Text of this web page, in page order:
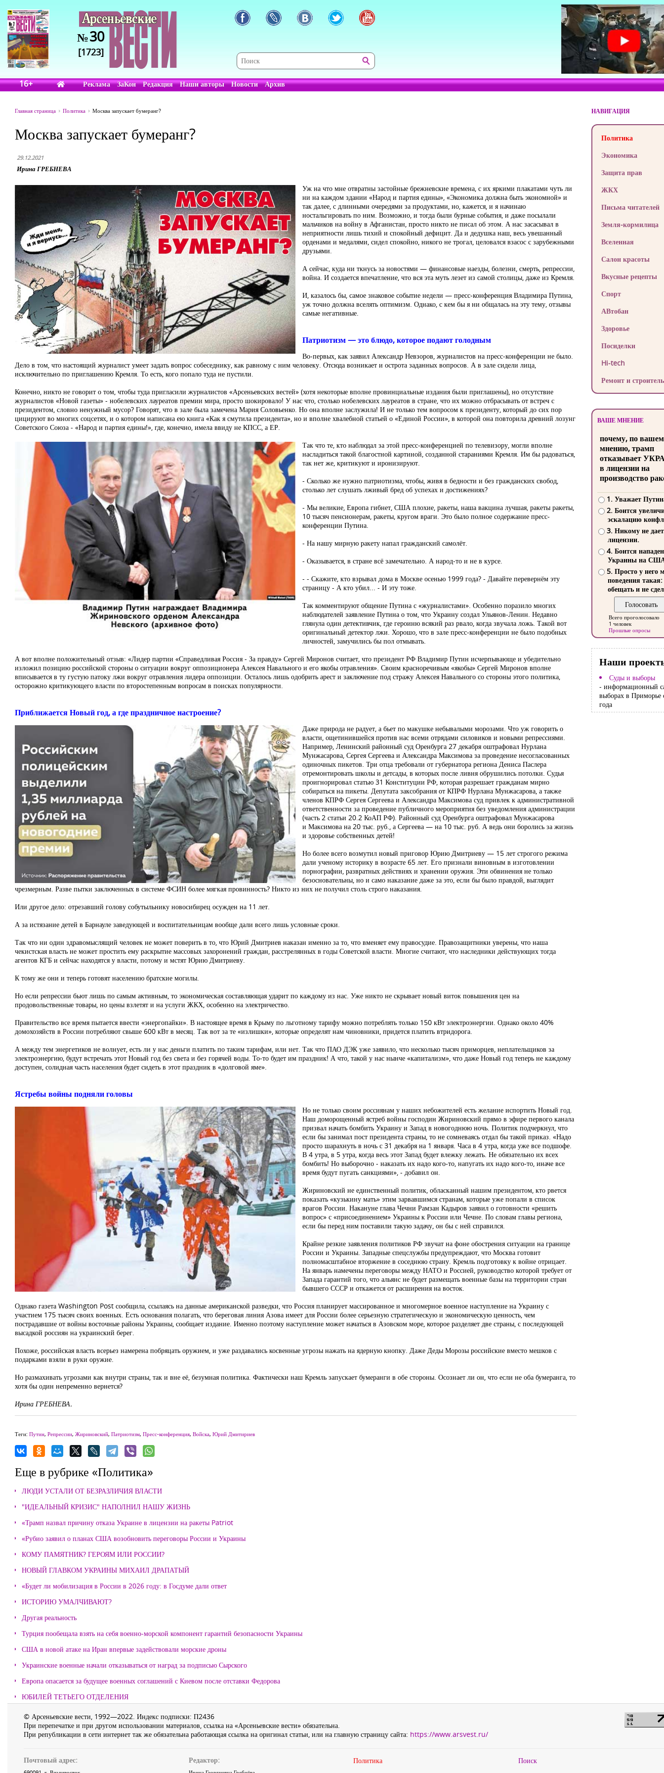
№30
[1723]
16+ Реклама ЗаКон Редакция Наши авторы Новости Архив
Главная страница Политика Москва запускает бумеранг?
Москва запускает бумеранг?
29.12.2021
Ирина ГРЕБНЕВА
Уж на что мне отвратны застойные брежневские времена, с их яркими плакатами чуть ли
ни на каждом здании «Народ и партия едины», «Экономика должна быть экономной» и
так далее, с длинными очередями за продуктами, но, кажется, и я начинаю
ностальгировать по ним. Возможно, и тогда были бурные события, и даже посылали
мальчиков на войну в Афганистан, просто никто не писал об этом. А нас засасывал в
неприятности лишь тихий и спокойный дефицит. Да и дедушка наш, весь увешанный
орденами и медалями, сидел спокойно, никого не трогал, целовался взасос с зарубежными
друзьями.
А сейчас, куда ни ткнусь за новостями — финансовые наезды, болезни, смерть, репрессии,
война. И создается впечатление, что вся эта муть лезет из самой столицы, даже из Кремля.
И, казалось бы, самое знаковое событие недели — пресс-конференция Владимира Путина,
уж точно должна вселять оптимизм. Однако, с кем бы я ни общалась на эту тему, отзывы
самые негативные.
Патриотизм — это блюдо, которое подают голодным
Во-первых, как заявил Александр Невзоров, журналистов на пресс-конференции не было.
Дело в том, что настоящий журналист умеет задать вопрос собеседнику, как равному с ним человеку. Отсюда возникает и острота заданных вопросов. А в зале сидели лица,
исключительно по приглашению Кремля. То есть, кого попало туда не пустили.
Конечно, никто не говорит о том, чтобы туда пригласили журналистов «Арсеньевских вестей» (хотя некоторые вполне провинциальные издания были приглашены), но отсутствие
журналистов «Новой газеты» - нобелевских лауреатов премии мира, просто шокировало! У нас что, столько нобелевских лауреатов в стране, что их можно отбрасывать от встреч с
президентом, словно ненужный мусор? Говорят, что в зале была замечена Мария Соловьенко. Но она вполне заслужила! И не только тем вопросом к президенту, который до сих пор
цицируют во многих соцсетях, и о котором написана ею книга «Как я смутила президента», но и вполне хвалебной статьей о «Единой России», в которой она повторила древний лозунг
Советского Союза - «Народ и партия едины!», где, конечно, имела ввиду не КПСС, а ЕР.
Так что те, кто наблюдал за этой пресс-конференцией по телевизору, могли вполне
насладиться такой благостной картиной, созданной стараниями Кремля. Им бы радоваться,
так нет же, критикуют и иронизируют.
- Сколько же нужно патриотизма, чтобы, живя в бедности и без гражданских свобод,
столько лет слушать лживый бред об успехах и достижениях?
- Мы великие, Европа гибнет, США плохие, ракеты, наша вакцина лучшая, ракеты ракеты,
10 тысяч пенсионерам, ракеты, кругом враги. Это было полное содержание пресс-
конференции Путина.
- На нашу мирную ракету напал гражданский самолёт.
- Оказывается, в стране всё замечательно. А народ-то и не в курсе.
- - Скажите, кто взрывал дома в Москве осенью 1999 года? - Давайте перевернём эту
страницу - А кто убил... - И эту тоже.
Так комментируют общение Путина с «журналистами». Особенно поразило многих
наблюдателей заявление Путина о том, что Украину создал Ульянов-Ленин. Недавно
глянула один детективчик, где героиню всякий раз рвало, когда звучала ложь. Такой вот
оригинальный детектор лжи. Хорошо, что в зале пресс-конференции не было подобных
личностей, замучились бы пол отмывать.
А вот вполне положительный отзыв: «Лидер партии «Справедливая Россия - За правду» Сергей Миронов считает, что президент РФ Владимир Путин исчерпывающе и убедительно
изложил позицию российской стороны о ситуации вокруг оппозиционера Алексея Навального и его якобы отравления». Своим красноречивым «якобы» Сергей Миронов вполне
вписывается в ту густую патоку лжи вокруг отравления лидера оппозиции. Осталось лишь одобрить арест и заключение под стражу Алексея Навального со стороны этого политика,
осторожно критикующего власти по второстепенным вопросам в поисках популярности.
Приближается Новый год, а где праздничное настроение?
Даже природа не радует, а бьет по макушке небывалыми морозами. Что уж говорить о
власти, ощетинившейся против нас всеми отрядами силовиков и новыми репрессиями.
Например, Ленинский районный суд Оренбурга 27 декабря оштрафовал Нурлана
Мунжасарова, Сергея Сергеева и Александра Максимова за проведение несогласованных
одиночных пикетов. Три отца требовали от губернатора региона Дениса Паслера
отремонтировать школы и детсады, в которых после ливня обрушились потолки. Судья
проигнорировал статью 31 Конституции РФ, которая разрешает гражданам мирно
собираться на пикеты. Депутата заксобрания от КПРФ Нурлана Мунжасарова, а также
членов КПРФ Сергея Сергеева и Александра Максимова суд привлек к административной
ответственности за проведение публичного мероприятия без уведомления администрации
(часть 2 статьи 20.2 КоАП РФ). Районный суд Оренбурга оштрафовал Мунжасарова
и Максимова на 20 тыс. руб., а Сергеева — на 10 тыс. руб. А ведь они боролись за жизнь
и здоровье собственных детей!
Но более всего возмутил новый приговор Юрию Дмитриеву — 15 лет строгого режима
дали ученому историку в возрасте 65 лет. Его признали виновным в изготовлении
порнографии, развратных действиях и хранении оружия. Эти обвинения не только
безосновательны, но и само наказание даже за это, если бы было правдой, выглядит
чрезмерным. Разве пытки заключенных в системе ФСИН более мягкая провинность? Никто из них не получил столь строго наказания.
Или другое дело: отрезавший голову собутыльнику новосибирец осужден на 11 лет.
А за истязание детей в Барнауле заведующей и воспитательницам вообще дали всего лишь условные сроки.
Так что ни один здравомыслящий человек не может поверить в то, что Юрий Дмитриев наказан именно за то, что вменяет ему правосудие. Правозащитники уверены, что наша
чекистская власть не может простить ему раскрытие массовых захоронений граждан, расстрелянных в годы Советской власти. Многие считают, что наследники действующих тогда
агентов КГБ и сейчас находятся у власти, потому и мстят Юрию Дмитриеву.
К тому же они и теперь готовят населению братские могилы.
Но если репрессии бьют лишь по самым активным, то экономическая составляющая ударит по каждому из нас. Уже никто не скрывает новый виток повышения цен на
продовольственные товары, но цены взлетят и на услуги ЖКХ, особенно на электричество.
Правительство все время пытается ввести «энергопайки». В настоящее время в Крыму по льготному тарифу можно потреблять только 150 кВт электроэнергии. Однако около 40%
домохозяйств в России потребляют свыше 600 кВт в месяц. Так вот за те «излишки», которые определят нам чиновники, придется платить втридорога.
А между тем энергетиков не волнует, есть ли у нас деньги платить по таким тарифам, или нет. Так что ПАО ДЭК уже заявило, что несколько тысяч приморцев, неплательщиков за
электроэнергию, будут встречать этот Новый год без света и без горячей воды. То-то будет им праздник! А что, такой у нас нынче «капитализм», что даже Новый год теперь не каждому
доступен, солидная часть населения будет сидеть в этот праздник в «долговой яме».
Ястребы войны подняли головы
Но не только своим россиянам у наших небожителей есть желание испортить Новый год.
Наш доморощенный ястреб войны господин Жириновский прямо в эфире первого канала
призвал начать бомбить Украину и Запад в новогоднюю ночь. Политик подчеркнул, что
если бы занимал пост президента страны, то не сомневаясь отдал бы такой приказ. «Надо
просто шарахнуть в ночь с 31 декабря на 1 января. Часа в 4 утра, когда уже все подшофе.
В 4 утра, в 5 утра, когда весь этот Запад будет влежку лежать. Не обязательно их всех
бомбить! Но выборочно - наказать их надо кого-то, напугать их надо кого-то, иначе все
время будут пугать санкциями», - добавил он.
Жириновский не единственный политик, обласканный нашим президентом, кто рвется
показать «кузькину мать» этим зарвавшимся странам, которые уже попали в список
врагов России. Накануне глава Чечни Рамзан Кадыров заявил о готовности «решить
вопрос» с «присоединением» Украины к России или Чечне. По словам главы региона,
если бы перед ним поставили такую задачу, он бы с ней справился.
Крайне резкие заявления политиков РФ звучат на фоне обострения ситуации на границе
России и Украины. Западные спецслужбы предупреждают, что Москва готовит
полномасштабное вторжение в соседнюю страну. Кремль подготовку к войне отрицает.
На январь намечены переговоры между НАТО и Россией, руководство которой требует от
Запада гарантий того, что альянс не будет размещать военные базы на территории стран
бывшего СССР и откажется от расширения на восток.
Однако газета Washington Post сообщила, ссылаясь на данные американской разведки, что Россия планирует массированное и многомерное военное наступление на Украину с
участием 175 тысяч своих военных. Есть основания полагать, что береговая линия Азова имеет для России более серьезную стратегическую и экономическую ценность, чем
пострадавшие от войны восточные районы Украины, сообщает издание. Именно поэтому наступление может начаться в Азовском море, которое разделяет две страны, с последующей
высадкой россиян на украинский берег.
Похоже, российская власть всерьез намерена побряцать оружием, и уже раздавались косвенные угрозы нажать на ядерную кнопку. Даже Деды Морозы российские вместо мешков с
подарками взяли в руки оружие.
Но размахивать угрозами как внутри страны, так и вне её, безумная политика. Фактически наш Кремль запускает бумеранги в обе стороны. Осознает ли он, что если не оба бумеранга, то
хотя бы один непременно вернется?
Ирина ГРЕБНЕВА.
Теги: Путин, Репрессии, Жириновский, Патриотизм, Пресс-конференция, Войска, Юрий Дмитириев
Еще в рубрике «Политика»
ЛЮДИ УСТАЛИ ОТ БЕЗРАЗЛИЧИЯ ВЛАСТИ
"ИДЕАЛЬНЫЙ КРИЗИС" НАПОЛНИЛ НАШУ ЖИЗНЬ
«Трамп назвал причину отказа Украине в лицензии на ракеты Patriot
«Рубио заявил о планах США возобновить переговоры России и Украины
КОМУ ПАМЯТНИК? ГЕРОЯМ ИЛИ РОССИИ?
НОВЫЙ ГЛАВКОМ УКРАИНЫ МИХАИЛ ДРАПАТЫЙ
«Будет ли мобилизация в России в 2026 году: в Госдуме дали ответ
ИСТОРИЮ УМАЛЧИВАЮТ?
Другая реальность
Турция пообещала взять на себя военно-морской компонент гарантий безопасности Украины
США в новой атаке на Иран впервые задействовали морские дроны
Украинские военные начали отказываться от наград за подписью Сырского
Европа опасается за будущее военных соглашений с Киевом после отставки Федорова
ЮБИЛЕЙ ТЕТЬЕГО ОТДЕЛЕНИЯ
НАВИГАЦИЯ
Политика
Экономика
Защита прав
ЖКХ
Письма читателей
Земля-кормилица
Вселенная
Салон красоты
Вкусные рецепты
Спорт
АВтобан
Здоровье
Посиделки
Hi-tech
Ремонт и
ВАШЕ МНЕНИЕ
почему, по
мнению, трамп
отказывает
в лицензии на
производство
1. Уважает
2. Боится
эскалацию
3. Никому не
лицензии.
4. Боится
Украины на
5. Просто у него
поведения такая:
обещать и не
Всего проголосовало
1 человек
Прошлые опросы
Наши
Суды и выборы
- информационный
выборах в Приморье
года
© Арсеньевские вести, 1992—2022. Индекс подписки: П2436
При перепечатке и при другом использовании материалов, ссылка на «Арсеньевские вести» обязательна.
При републикации в сети интернет так же обязательна работающая ссылка на оригинал статьи, или на главную страницу сайта: https://www.arsvest.ru/
Почтовый адрес: Редактор:
Политика
Поиск